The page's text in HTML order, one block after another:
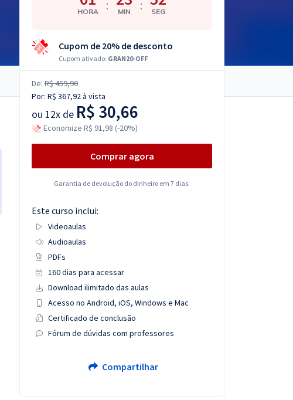
HORA : MIN : SEG
Cupom de 20% de desconto
Cupom ativado: GRAN20-OFF
De: R$ 459,90
Por: R$ 367,92à vista
ou 12x de R$ 30,66
Economize R$ 91,98 (-20%)
Comprar agora
Garantia de devolução do dinheiro em 7 dias.
Este curso inclui:
Videoaulas
Audioaulas
PDFs
160 dias para acessar
Download ilimitado das aulas
Acesso no Android, iOS, Windows e Mac
Certificado de conclusão
Fórum de dúvidas com professores
Compartilhar